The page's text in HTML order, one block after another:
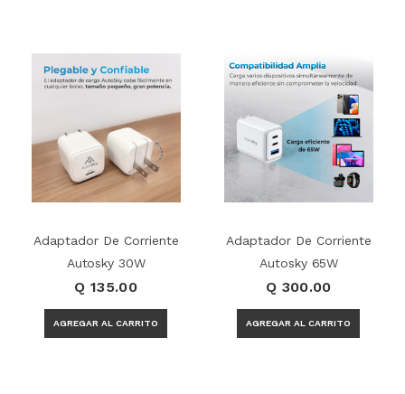
Adaptador De Corriente
Autosky 30W
Q 135.00
Adaptador De Corriente
Autosky 65W
Q 300.00